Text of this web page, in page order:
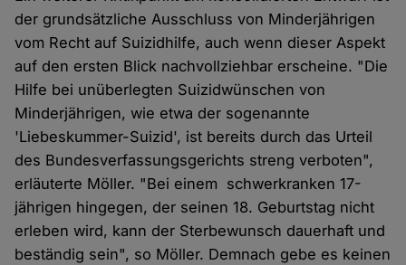
der grundsätzliche Ausschluss von Minderjährigen
vom Recht auf Suizidhilfe, auch wenn dieser Aspekt
auf den ersten Blick nachvollziehbar erscheine. "Die
Hilfe bei unüberlegten Suizidwünschen von
Minderjährigen, wie etwa der sogenannte
'Liebeskummer-Suizid', ist bereits durch das Urteil
des Bundesverfassungsgerichts streng verboten",
erläuterte Möller. "Bei einem schwerkranken 17-
jährigen hingegen, der seinen 18. Geburtstag nicht
erleben wird, kann der Sterbewunsch dauerhaft und
beständig sein", so Möller. Demnach gebe es keinen